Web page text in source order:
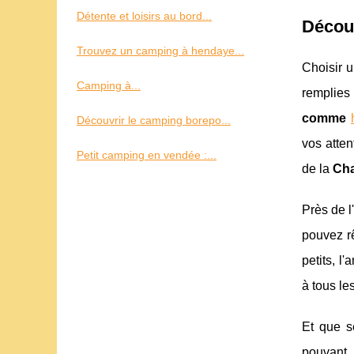
Choisir
comme
vos
de la
Près de
pouvez
petits,
à tous
Et que
Détente et loisirs au bord...
Trouvez un camping à hendaye...
Camping à...
Découvrir le camping borepo...
Petit camping en vendée :...